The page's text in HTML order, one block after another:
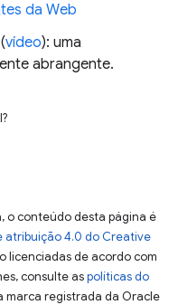
da Web
(vídeo): uma
abrangente.
o conteúdo desta página é
atribuição 4.0 do Creative
licenciadas de acordo com
consulte aspolíticas do
marca registrada da Oracle